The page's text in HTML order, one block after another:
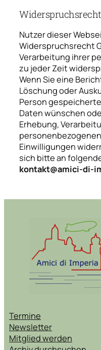
Widerspruchsrecht
Nutzer dieser
Widerspruchsrecht
Verarbeitung ihrer
zu jeder Zeit
Wenn Sie eine
Löschung oder
Person
Daten wünschen
Erhebung,
Einwilligungen
sich bitte an
kontakt@amici-di-
Termine
Newsletter
Mitglied werden